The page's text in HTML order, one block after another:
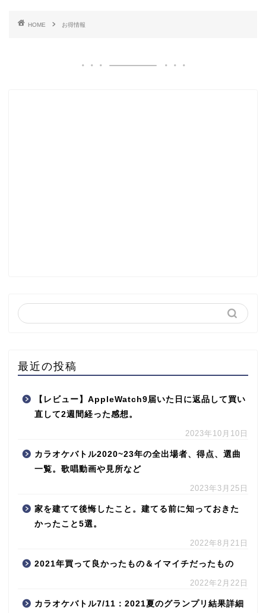
HOME お得情報
最近の投稿
【レビュー】AppleWatch9届いた日に返品して買い
直して2週間経った感想。
2023年10月10日
カラオケバトル2020~23年の全出場者、得点、選曲
一覧。歌唱動画や見所など
2023年3月25日
家を建てて後悔したこと。建てる前に知っておきた
かったこと5選。
2022年8月21日
2021年買って良かったもの＆イマイチだったもの
2022年2月22日
カラオケバトル7/11：2021夏のグランプリ結果詳細